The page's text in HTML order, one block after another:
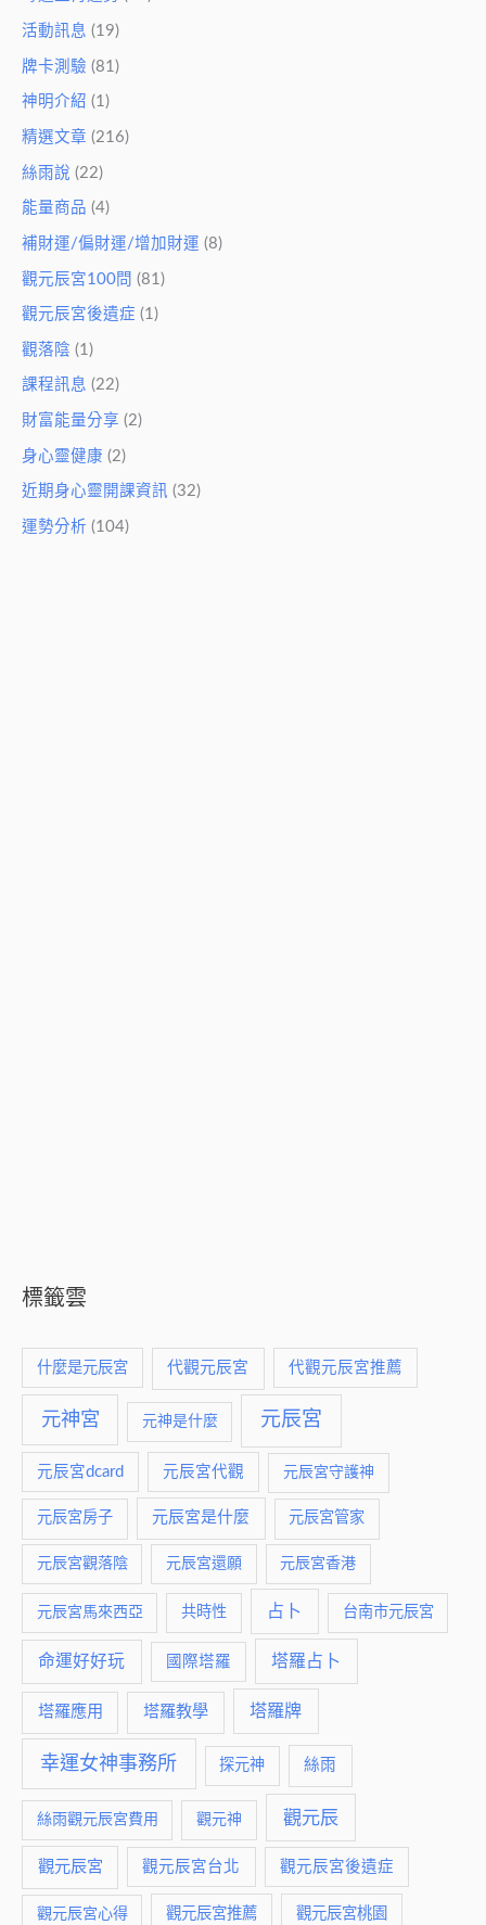
活動訊息 (19)
牌卡測驗 (81)
神明介紹 (1)
精選文章 (216)
絲雨說 (22)
能量商品 (4)
補財運/偏財運/增加財運 (8)
觀元辰宮100問 (81)
觀元辰宮後遺症 (1)
觀落陰 (1)
課程訊息 (22)
財富能量分享 (2)
身心靈健康 (2)
近期身心靈開課資訊 (32)
運勢分析 (104)
標籤雲
什麼是元辰宮 代觀元辰宮 代觀元辰宮推薦
元神宮 元神是什麼 元辰宮
元辰宮dcard 元辰宮代觀 元辰宮守護神
元辰宮房子 元辰宮是什麼 元辰宮管家
元辰宮觀落陰 元辰宮還願 元辰宮香港
元辰宮馬來西亞 共時性 占卜 台南市元辰宮
命運好好玩 國際塔羅 塔羅占卜
塔羅應用 塔羅教學 塔羅牌
幸運女神事務所 探元神 絲雨
絲雨觀元辰宮費用 觀元神 觀元辰
觀元辰宮 觀元辰宮台北 觀元辰宮後遺症
觀元辰宮心得 觀元辰宮推薦 觀元辰宮桃園